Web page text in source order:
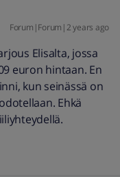
Forum|Forum|2 years ago
Elisalta, jossa
euron hintaan. En
kun seinässä on
Ehkä